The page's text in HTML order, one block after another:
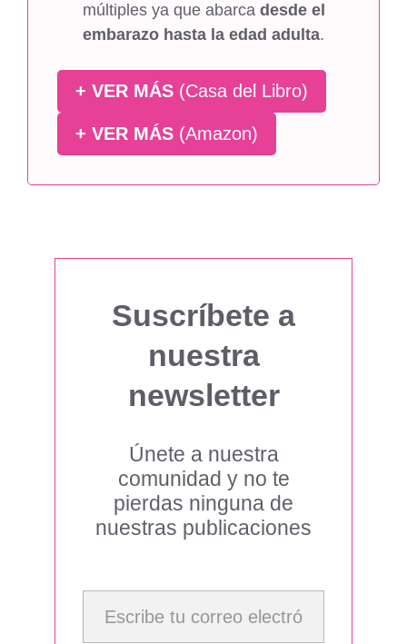
múltiples ya que abarca desde el
embarazo hasta la edad adulta.
+ VER MÁS (Casa del Libro)
+ VER MÁS (Amazon)
Suscríbete a
nuestra
newsletter
Únete a nuestra
comunidad y no te
pierdas ninguna de
nuestras publicaciones
Escribe tu correo electrónico…